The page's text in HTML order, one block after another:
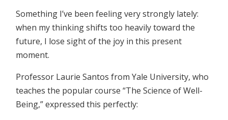
Something I’ve been feeling very strongly lately:
when my thinking shifts too heavily toward the
future, I lose sight of the joy in this present
moment.
Professor Laurie Santos from Yale University, who
teaches the popular course “The Science of Well-
Being,” expressed this perfectly: